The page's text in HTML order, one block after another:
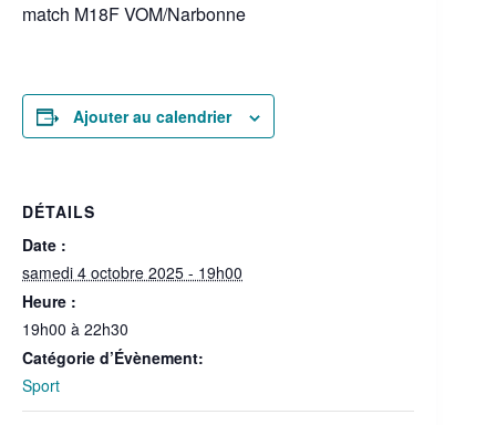
match M18F VOM/Narbonne
Ajouter au calendrier
DÉTAILS
Date :
samedi 4 octobre 2025 - 19h00
Heure :
19h00 à 22h30
Catégorie d’Évènement:
Sport